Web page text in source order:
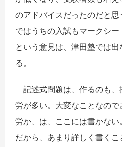
のアドバイスだったのだと
ではうちの入試もマークシー
という意見は、津田塾では
る。
記述式問題は、作るのも、
労が多い。大変なことなの
労か、は、ここには書かな
だから、あまり詳しく書く